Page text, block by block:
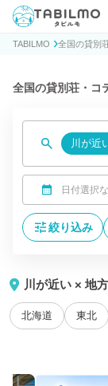
貸別荘コテージ・一
TABILMO 全国の貸別
全国の貸別荘・コ
川が近
日付選択
絞り込み
川が近い × 地
北海道 東北